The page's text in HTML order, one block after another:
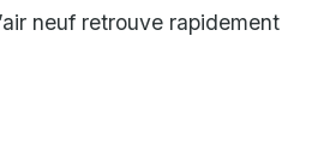
neuf retrouve rapidement